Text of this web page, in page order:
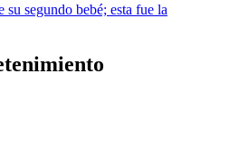
segundo bebé; esta fue la